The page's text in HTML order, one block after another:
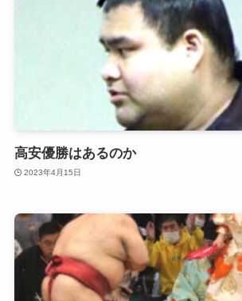
高安優勝はあるのか
2023年4月15日